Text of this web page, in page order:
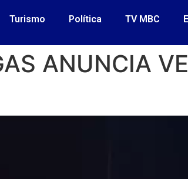
Turismo Política TV MBC
ANUNCIA